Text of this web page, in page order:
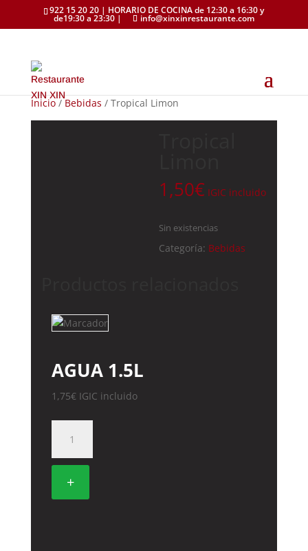
922 15 20 20 | HORARIO DE COCINA de 12:30 a 16:30 y
de19:30 a 23:30 | info@xinxinrestaurante.com
Inicio/Bebidas / Tropical Limon
1,50€ IGIC incluido
Sin existencias
Categoría: Bebidas
AGUA 1.5L
1,75€ IGIC incluido
cantidad
+